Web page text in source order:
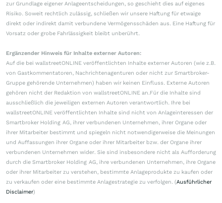
zur Grundlage eigener Anlageentscheidungen, so geschieht dies auf eigenes
Risiko. Soweit rechtlich zulässig, schließen wir unsere Haftung für etwaige
direkt oder indirekt damit verbundene Vermögensschäden aus. Eine Haftung für
Vorsatz oder grobe Fahrlässigkeit bleibt unberührt.
Ergänzender Hinweis für Inhalte externer Autoren:
Auf die bei wallstreetONLINE veröffentlichten Inhalte externer Autoren (wie z.B.
von Gastkommentatoren, Nachrichtenagenturen oder nicht zur Smartbroker-
Gruppe gehörende Unternehmen) haben wir keinen Einfluss. Externe Autoren
gehören nicht der Redaktion von wallstreetONLINE an.Für die Inhalte sind
ausschließlich die jeweiligen externen Autoren verantwortlich. Ihre bei
wallstreetONLINE veröffentlichten Inhalte sind nicht von Anlageinteressen der
Smartbroker Holding AG, ihrer verbundenen Unternehmen, ihrer Organe oder
ihrer Mitarbeiter bestimmt und spiegeln nicht notwendigerweise die Meinungen
und Auffassungen ihrer Organe oder ihrer Mitarbeiter bzw. der Organe ihrer
verbundenen Unternehmen wider. Sie sind insbesondere nicht als Aufforderung
durch die Smartbroker Holding AG, ihre verbundenen Unternehmen, ihre Organe
oder ihrer Mitarbeiter zu verstehen, bestimmte Anlageprodukte zu kaufen oder
zu verkaufen oder eine bestimmte Anlagestrategie zu verfolgen. (Ausführlicher
Disclaimer)